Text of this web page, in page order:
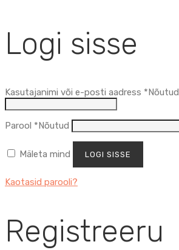
Logi sisse
Kasutajanimi või e-posti aadress *Nõutud
Parool *Nõutud
Mäleta mind LOGI SISSE
Kaotasid parooli?
Registreeru